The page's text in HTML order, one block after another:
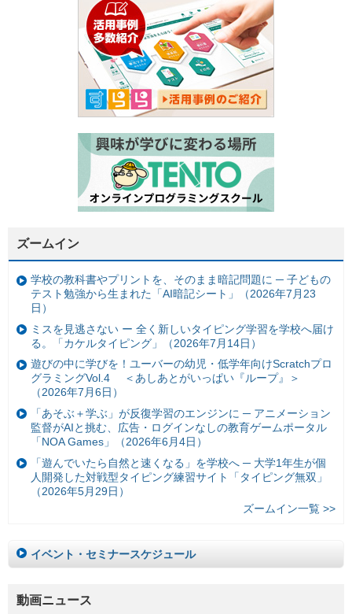
ズームイン
学校の教科書やプリントを、そのまま暗記問題に ─ 子どもの
テスト勉強から生まれた「AI暗記シート」（2026年7月23
日）
ミスを見逃さない ー 全く新しいタイピング学習を学校へ届け
る。「カケルタイピング」（2026年7月14日）
遊びの中に学びを！ユーバーの幼児・低学年向けScratchプロ
グラミングVol.4 ＜あしあとがいっぱい『ループ』＞
（2026年7月6日）
「あそぶ＋学ぶ」が反復学習のエンジンに ─ アニメーション
監督がAIと挑む、広告・ログインなしの教育ゲームポータル
「NOA Games」（2026年6月4日）
「遊んでいたら自然と速くなる」を学校へ ─ 大学1年生が個
人開発した対戦型タイピング練習サイト「タイピング無双」
（2026年5月29日）
ズームイン一覧 >>
イベント・セミナースケジュール
動画ニュース